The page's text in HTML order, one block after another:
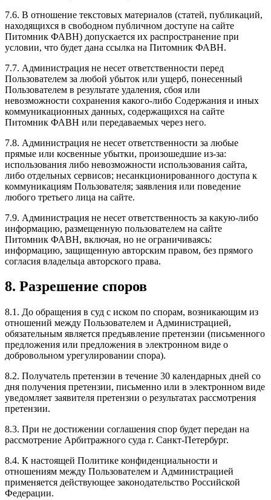
7.6. В отношение текстовых материалов (статей, публикаций,
находящихся в свободном публичном доступе на сайте
Питомник ФАВН) допускается их распространение при
условии, что будет дана ссылка на Питомник ФАВН.
7.7. Администрация не несет ответственности перед
Пользователем за любой убыток или ущерб, понесенный
Пользователем в результате удаления, сбоя или
невозможности сохранения какого-либо Содержания и иных
коммуникационных данных, содержащихся на сайте
Питомник ФАВН или передаваемых через него.
7.8. Администрация не несет ответственности за любые
прямые или косвенные убытки, произошедшие из-за:
использования либо невозможности использования сайта,
либо отдельных сервисов; несанкционированного доступа к
коммуникациям Пользователя; заявления или поведение
любого третьего лица на сайте.
7.9. Администрация не несет ответственность за какую-либо
информацию, размещенную пользователем на сайте
Питомник ФАВН, включая, но не ограничиваясь:
информацию, защищенную авторским правом, без прямого
согласия владельца авторского права.
8. Разрешение споров
8.1. До обращения в суд с иском по спорам, возникающим из
отношений между Пользователем и Администрацией,
обязательным является предъявление претензии (письменного
предложения или предложения в электронном виде о
добровольном урегулировании спора).
8.2. Получатель претензии в течение 30 календарных дней со
дня получения претензии, письменно или в электронном виде
уведомляет заявителя претензии о результатах рассмотрения
претензии.
8.3. При не достижении соглашения спор будет передан на
рассмотрение Арбитражного суда г. Санкт-Петербург.
8.4. К настоящей Политике конфиденциальности и
отношениям между Пользователем и Администрацией
применяется действующее законодательство Российской
Федерации.